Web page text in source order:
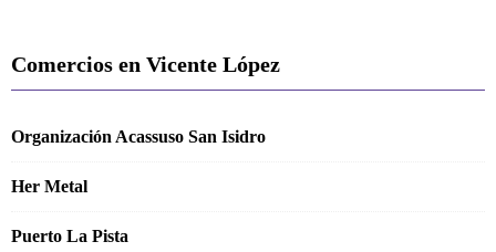
Comercios en Vicente López
Organización Acassuso San Isidro
Her Metal
Puerto La Pista